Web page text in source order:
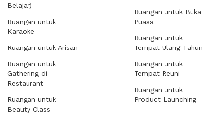
Belajar)
Ruangan untuk
Karaoke
Ruangan untuk Arisan
Ruangan untuk
Gathering di
Restaurant
Ruangan untuk
Beauty Class
Ruangan untuk Buka
Puasa
Ruangan untuk
Tempat Ulang Tahun
Ruangan untuk
Tempat Reuni
Ruangan untuk
Product Launching